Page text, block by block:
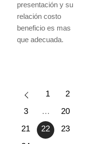
presentación y su
relación costo
beneficio es mas
que adecuada.
1
2
3
…
20
21
22
23